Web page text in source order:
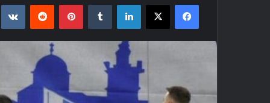
فيسبوك ‫X لينكدإن بينتيريست